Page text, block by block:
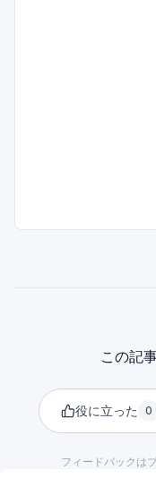
この記
役に立った 0
フィードバックは